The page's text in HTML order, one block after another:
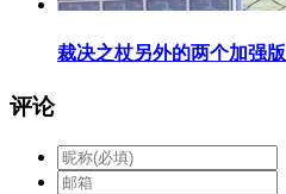
裁决之杖另外的两个加强版
评论